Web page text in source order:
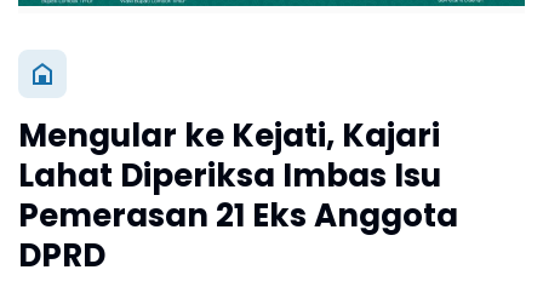
Mengular ke Kejati, Kajari
Lahat Diperiksa Imbas Isu
Pemerasan 21 Eks Anggota
DPRD